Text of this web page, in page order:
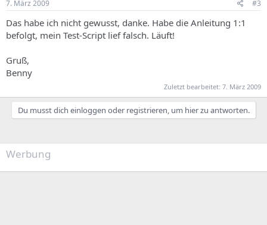
7. März 2009 #3
Das habe ich nicht gewusst, danke. Habe die Anleitung 1:1
befolgt, mein Test-Script lief falsch. Läuft!
Gruß,
Benny
Zuletzt bearbeitet: 7. März 2009
Du musst dich einloggen oder registrieren, um hier zu antworten.
Werbung